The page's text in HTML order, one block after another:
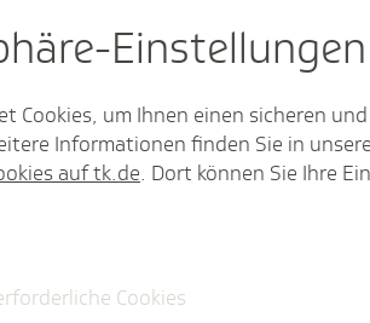
Einstel­lungen
Cookies, um Ihnen einen sicheren
Informationen finden Sie in
auf tk.de. Dort können Sie Ihre
Cookies